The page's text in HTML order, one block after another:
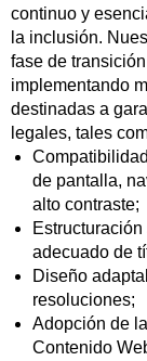
continuo y
la inclusión.
fase de
implementando
destinadas a
legales, tales
de pantalla,
alto contraste;
adecuado de
Diseño
resoluciones;
Adopción de
Contenido